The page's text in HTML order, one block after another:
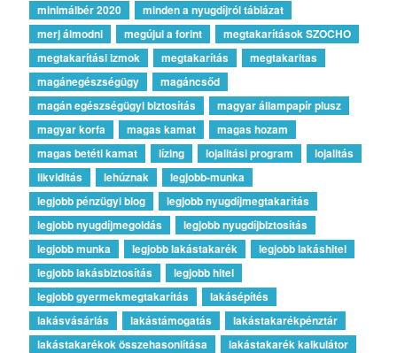
minimálbér 2020
minden a nyugdíjról táblázat
merj álmodni
megújul a forint
megtakarítások SZOCHO
megtakarítási izmok
megtakarítás
megtakaritas
magánegészségügy
magáncsőd
magán egészségügyi biztosítás
magyar állampapír plusz
magyar korfa
magas kamat
magas hozam
magas betéti kamat
lízing lojalitási program
lojalitás
likviditás
lehúznak
legjobb-munka
legjobb pénzügyi blog
legjobb nyugdíjmegtakarítás
legjobb nyugdíjmegoldás
legjobb nyugdíjbiztosítás
legjobb munka
legjobb lakástakarék
legjobb lakáshitel
legjobb lakásbiztosítás
legjobb hitel
legjobb gyermekmegtakarítás
lakásépítés
lakásvásárlás
lakástámogatás
lakástakarékpénztár
lakástakarékok összehasonlítása
lakástakarék kalkulátor